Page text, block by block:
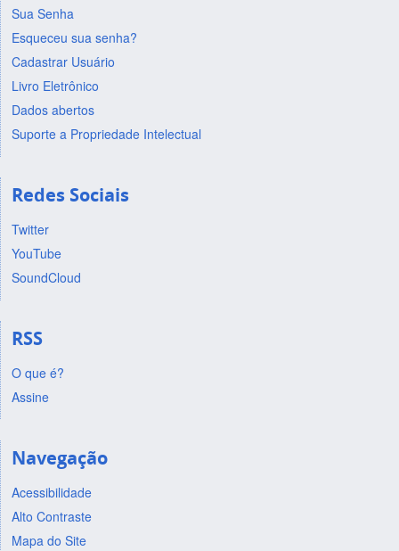
Sua Senha
Esqueceu sua senha?
Cadastrar Usuário
Livro Eletrônico
Dados abertos
Suporte a Propriedade Intelectual
Redes Sociais
Twitter
YouTube
SoundCloud
RSS
O que é?
Assine
Navegação
Acessibilidade
Alto Contraste
Mapa do Site